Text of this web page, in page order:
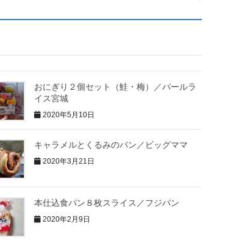
おにぎり２個セット（鮭・梅）／パールラ
イス宮城
2020年5月10日
キャラメルとくるみのパン／ビッグママ
2020年3月21日
本仕込食パン８枚スライス／フジパン
2020年2月9日